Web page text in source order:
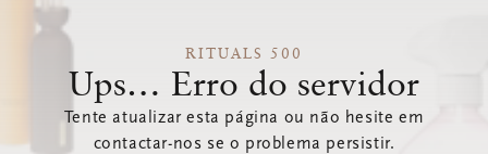
RITUALS 500
Ups… Erro do servidor
Tente atualizar esta página ou não hesite em
contactar-nos se o problema persistir.